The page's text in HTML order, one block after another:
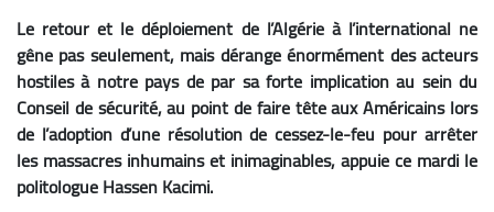
Le retour et le déploiement de l’Algérie à l’international ne
gêne pas seulement, mais dérange énormément des acteurs
hostiles à notre pays de par sa forte implication au sein du
Conseil de sécurité, au point de faire tête aux Américains lors
de l’adoption d’une résolution de cessez-le-feu pour arrêter
les massacres inhumains et inimaginables, appuie ce mardi le
politologue Hassen Kacimi.